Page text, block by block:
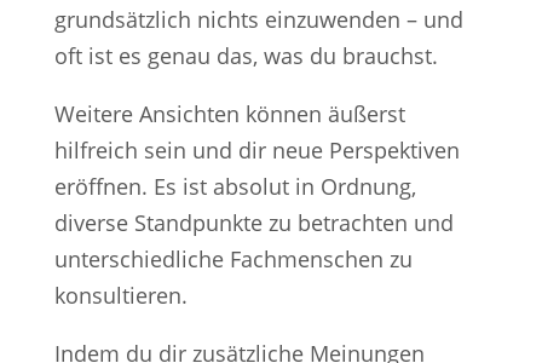
grundsätzlich nichts einzuwenden – und
oft ist es genau das, was du brauchst.
Weitere Ansichten können äußerst
hilfreich sein und dir neue Perspektiven
eröffnen. Es ist absolut in Ordnung,
diverse Standpunkte zu betrachten und
unterschiedliche Fachmenschen zu
konsultieren.
Indem du dir zusätzliche Meinungen